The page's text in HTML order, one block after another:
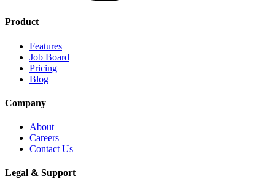
Product
Features
Job Board
Pricing
Blog
Company
About
Careers
Contact Us
Legal & Support